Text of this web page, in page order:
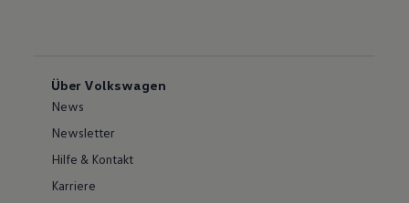
Über Volkswagen
News
Newsletter
Hilfe & Kontakt
Karriere